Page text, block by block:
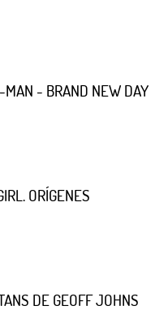
MAN - BRAND NEW DAY
ORÍGENES
DE GEOFF JOHNS